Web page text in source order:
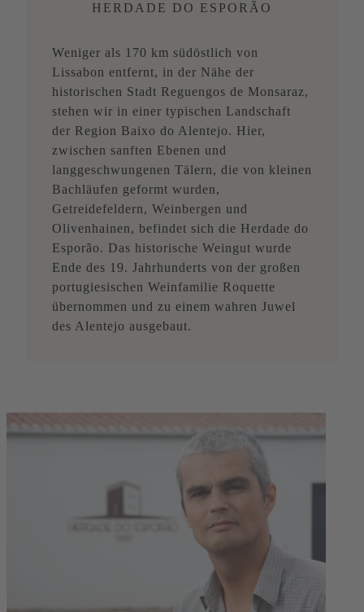
HERDADE DO ESPORÃO
Weniger als 170 km südöstlich von
Lissabon entfernt, in der Nähe der
historischen Stadt Reguengos de Monsaraz,
stehen wir in einer typischen Landschaft
der Region Baixo do Alentejo. Hier,
zwischen sanften Ebenen und
langgeschwungenen Tälern, die von kleinen
Bachläufen geformt wurden,
Getreidefeldern, Weinbergen und
Olivenhainen, befindet sich die Herdade do
Esporão. Das historische Weingut wurde
Ende des 19. Jahrhunderts von der großen
portugiesischen Weinfamilie Roquette
übernommen und zu einem wahren Juwel
des Alentejo ausgebaut.